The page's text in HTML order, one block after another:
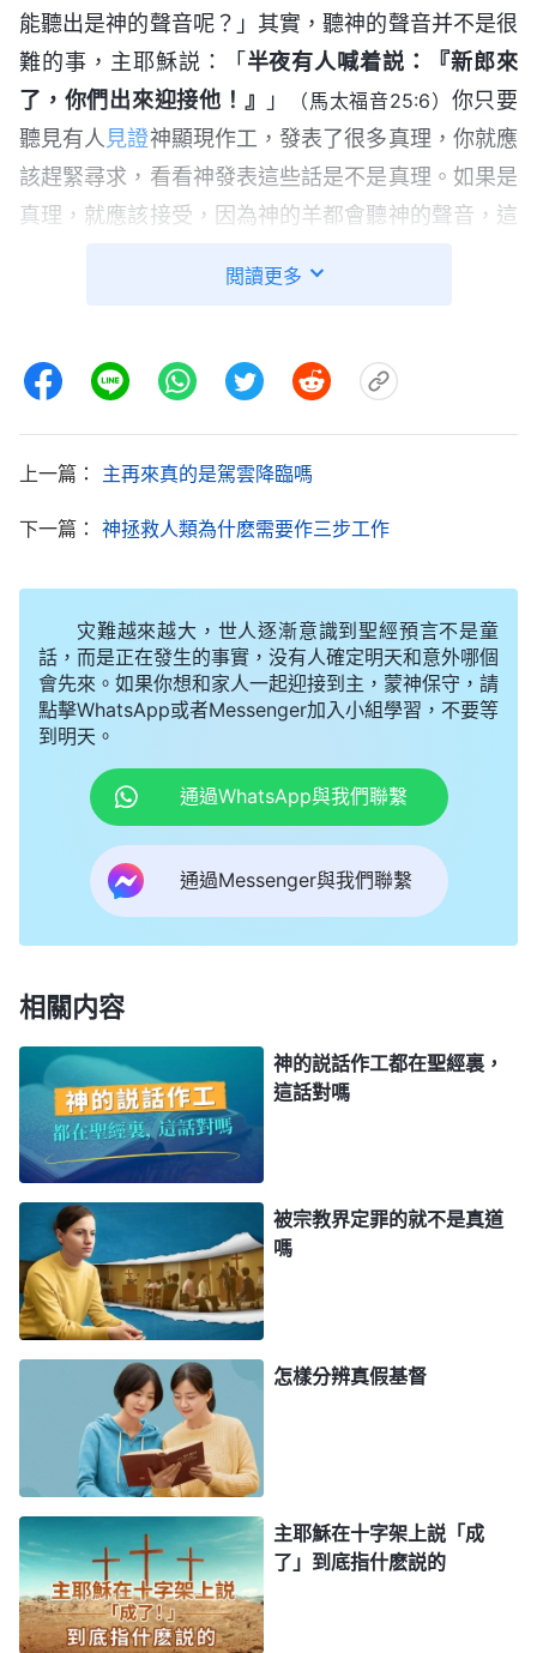
能聽出是神的聲音呢？」其實，聽神的聲音并不是很
難的事，主耶穌説：「半夜有人喊着説：『新郎來
了，你們出來迎接他！』
」 （馬太福音25:6） 你只要
聽見有人 見證神顯現作工，發表了很多真理，你就應
該趕緊尋求，看看神發表這些話是不是真理。如果是
真理，就應該接受，因為神的羊都會聽神的聲音，這
人明白多少聖經知識，或者有多深的經歷。你看我們
雖然我們對主的話没有什麽經歷認識，但是一聽到主
的話就感覺是真理，有權柄、有能力，并且感覺到這
的作用。不管我們能不能説清楚，但這種感覺是準確
的，這就足以證明人有心有靈，都能感覺出神的話有
步地説，神的話還有哪些特徵呢？神的話能供應人生
命，能揭開奥秘，能開闢新時代、結束舊時代。就如
主耶穌能隨時隨地發表真理牧養人、澆灌人、供應
人，主還揭開了天國的奥秘，帶來了「天國近了，人
應當悔改」的道，開闢了恩典時代，結束了律法時
代，完成了救贖人類的工作，這是任何人也達不到
的。是不是這麽回事啊？那麽，現在就有一位人子，
他早已發聲説話多年，發表了許許多多的真理，有很
多人讀了這些話語就感覺是聖靈的發聲説話，就是神
的聲音，認定這位發表真理的人子就是主耶穌回來
人、拯救人的一切真理，揭開了神六千年經營計劃的
奥秘，作了一步審判從神家起首的工作，開闢了國度
時代，結束了恩典時代。大家想不想聽聽全能神的
話、聽聽神的聲音呢？我們來讀幾段全能神的話吧。
為彌賽亞，人也曾經愛戴我叫我救主耶穌，今天我已
不再是人以往所認識的耶和華和耶穌，而是在末世重
歸的、結束時代的神，滿載着我的所有性情，而且滿
有權柄、尊貴、榮耀地興起在地極的神自己。人并没
有接觸過我，也不曾認識我，不曾知道我的性情，從
創世到如今，無一人見過我，這就是末世向人顯現的
但又隱秘在人中間的神，活靈活現住在人的中間，如
烈日，又如火焰，充滿能力，滿帶着權柄，無一人一
物不在我的話中被審判，在火的焚燒之下無一人一物
不被潔净。最終，萬國必因着我的話而得福，也因着
我的話而被砸得粉碎，讓末世所有的人都看見我是救
閲讀更多
上一篇： 主再來真的是駕雲降臨嗎
下一篇： 神拯救人類為什麽需要作三步工作
灾難越來越大，世人逐漸意識到聖經預言不是童
話，而是正在發生的事實，没有人確定明天和意外哪個
會先來。如果你想和家人一起迎接到主，蒙神保守，請
點擊WhatsApp或者Messenger加入小組學習，不要等
到明天。
通過WhatsApp與我們聯繫
通過Messenger與我們聯繫
相關内容
神的説話作工都在聖經裏，
這話對嗎
被宗教界定罪的就不是真道
嗎
怎樣分辨真假基督
主耶穌在十字架上説「成
了」到底指什麽説的